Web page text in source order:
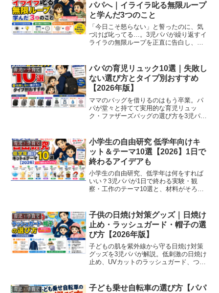
パパへ｜イライラ叱る無限ループ
と学んだ3つのこと
「今日こそ怒らない」と誓ったのに、気
づけば叱ってる…。3児パパが繰り返すイ
ライラの無限ループを正直に告白し、夫
りできればそれで十分、と思えるように
なった話です。
育児・子育て
パパの育児リュック10選｜失敗し
ない選び方とタイプ別おすすめ
【2026年版】
ママのバッグを借りるのはもう卒業。パ
パが堂々と持てて実用的な育児リュッ
ク・ファザーズバッグの選び方を3児パパ
育児・子育て
小学生の自由研究 低学年向けキ
ット＆テーマ10選【2026】1日で
終わるアイデアも
小学生の自由研究、低学年は何をすれば
いい？3児パパが1日で終わる実験・観
察・工作のテーマ10選と、材料がそろっ
まで、これを読めば今年の自由研究はも
う困りません。
育児・子育て
子供の日焼け対策グッズ｜日焼け
止め・ラッシュガード・帽子の選
び方【2026年版】
子どもの肌を紫外線から守る日焼け対策
グッズを3児パパが解説。低刺激の日焼け
止め、UVカットのラッシュガード、つば
育児・子育て
子ども乗せ自転車の選び方【パパ